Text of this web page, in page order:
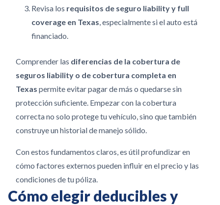
Revisa los requisitos de seguro liability y full
coverage en Texas, especialmente si el auto está
financiado.
Comprender las diferencias de la cobertura de
seguros liability o de cobertura completa en
Texas permite evitar pagar de más o quedarse sin
protección suficiente. Empezar con la cobertura
correcta no solo protege tu vehículo, sino que también
construye un historial de manejo sólido.
Con estos fundamentos claros, es útil profundizar en
cómo factores externos pueden influir en el precio y las
condiciones de tu póliza.
Cómo elegir deducibles y